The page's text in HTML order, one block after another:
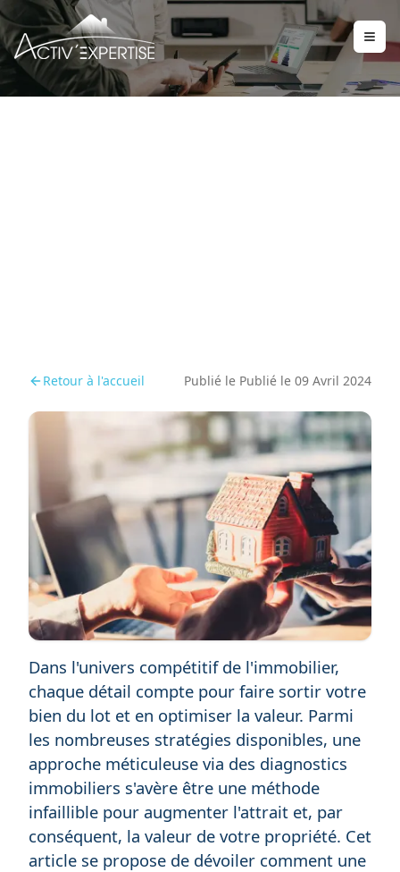
Retour à l'accueil Publié le Publié le 09 Avril 2024
Dans l'univers compétitif de l'immobilier,
chaque détail compte pour faire sortir votre
bien du lot et en optimiser la valeur. Parmi
les nombreuses stratégies disponibles, une
approche méticuleuse via des diagnostics
immobiliers s'avère être une méthode
infaillible pour augmenter l'attrait et, par
conséquent, la valeur de votre propriété. Cet
article se propose de dévoiler comment une